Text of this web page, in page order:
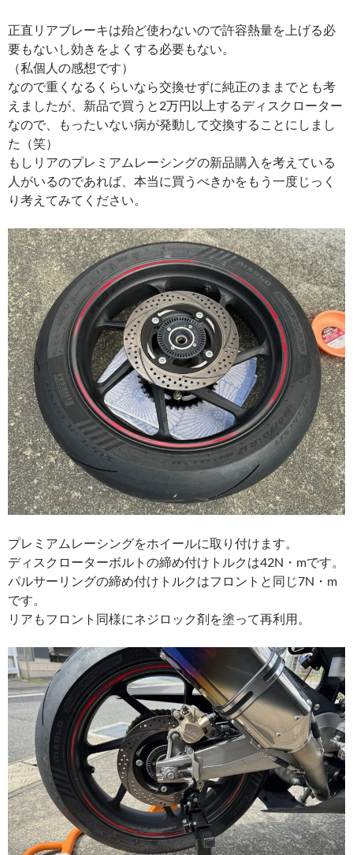
正直リアブレーキは殆ど使わないので許容熱量を上げる必
要もないし効きをよくする必要もない。
（私個人の感想です）
なので重くなるくらいなら交換せずに純正のままでとも考
えましたが、新品で買うと2万円以上するディスクローター
なので、もったいない病が発動して交換することにしまし
た（笑）
もしリアのプレミアムレーシングの新品購入を考えている
人がいるのであれば、本当に買うべきかをもう一度じっく
り考えてみてください。
プレミアムレーシングをホイールに取り付けます。
ディスクローターボルトの締め付けトルクは42N・mです。
パルサーリングの締め付けトルクはフロントと同じ7N・m
です。
リアもフロント同様にネジロック剤を塗って再利用。